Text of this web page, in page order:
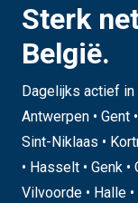
Sterk
België.
Dagelijks actief in
Antwerpen • Gent
Sint-Niklaas •
• Hasselt • Genk
Vilvoorde • Halle